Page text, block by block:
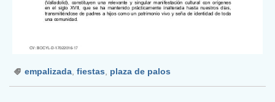
empalizada fiestas plaza de palos